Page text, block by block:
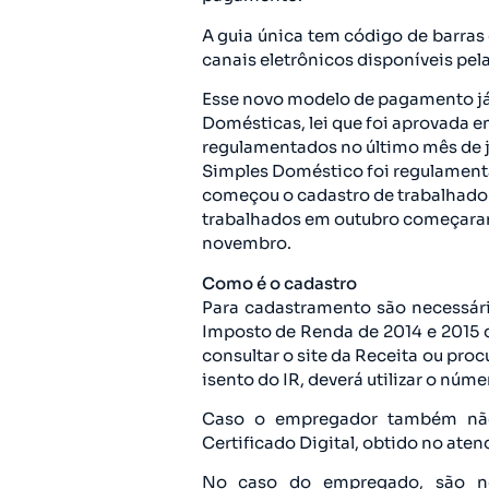
A guia única tem código de
canais eletrônicos disponíveis
Esse novo modelo de pagamento
Domésticas, lei que foi aprovada
regulamentados no último mês de
Simples Doméstico foi
começou o cadastro de
trabalhados em outubro
novembro.
Como é o cadastro
Para cadastramento são
Imposto de Renda de 2014 e
consultar o site da Receita ou
isento do IR, deverá utilizar o
Caso o empregador também
Certificado Digital, obtido no
No caso do empregado, são